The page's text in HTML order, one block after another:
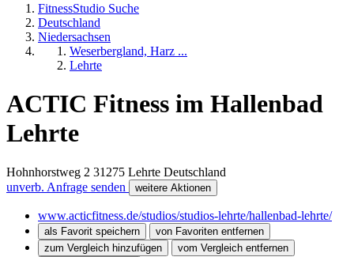
FitnessStudio Suche
Deutschland
Niedersachsen
Weserbergland, Harz ...
Lehrte
ACTIC Fitness im Hallenbad
Lehrte
Hohnhorstweg 2 31275 Lehrte Deutschland
unverb. Anfrage senden
weitere Aktionen
www.acticfitness.de/studios/studios-lehrte/hallenbad-lehrte/
als Favorit speichern
von Favoriten entfernen
zum Vergleich hinzufügen
vom Vergleich entfernen